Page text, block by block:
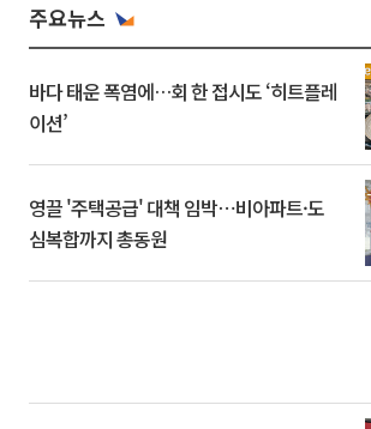
주요뉴스
바다 태운 폭염에…회 한 접시도 ‘히트플레
이션’
영끌 '주택공급' 대책 임박⋯비아파트·도
심복합까지 총동원